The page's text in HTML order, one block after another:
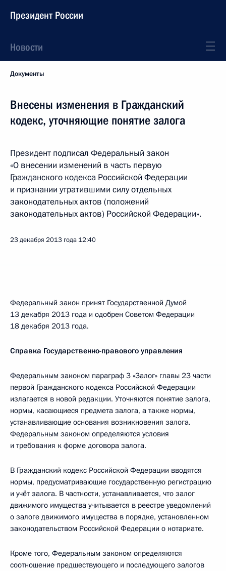
Президент России
Новости
Документы
Внесены изменения в Гражданский
кодекс, уточняющие понятие залога
Президент подписал Федеральный закон
«О внесении изменений в часть первую
Гражданского кодекса Российской Федерации
и признании утратившими силу отдельных
законодательных актов (положений
законодательных актов) Российской Федерации».
23 декабря 2013 года 12:40
Федеральный закон принят Государственной Думой
13 декабря 2013 года и одобрен Советом Федерации
18 декабря 2013 года.
Справка Государственно-правового управления
Федеральным законом параграф 3 «Залог» главы 23 части
первой Гражданского кодекса Российской Федерации
излагается в новой редакции. Уточняются понятие залога,
нормы, касающиеся предмета залога, а также нормы,
устанавливающие основания возникновения залога.
Федеральным законом определяются условия
и требования к форме договора залога.
В Гражданский кодекс Российской Федерации вводятся
нормы, предусматривающие государственную регистрацию
и учёт залога. В частности, устанавливается, что залог
движимого имущества учитывается в реестре уведомлений
о залоге движимого имущества в порядке, установленном
законодательством Российской Федерации о нотариате.
Кроме того, Федеральным законом определяются
соотношение предшествующего и последующего залогов